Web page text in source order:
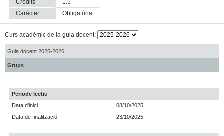
Crèdits
1.5
Caràcter
obligatòria
Curs acadèmic de la guia docent:
Guia docent 2025-2026
Grups
Periode lectiu
Data d'inici
08/10/2025
Data de finalització
23/10/2025